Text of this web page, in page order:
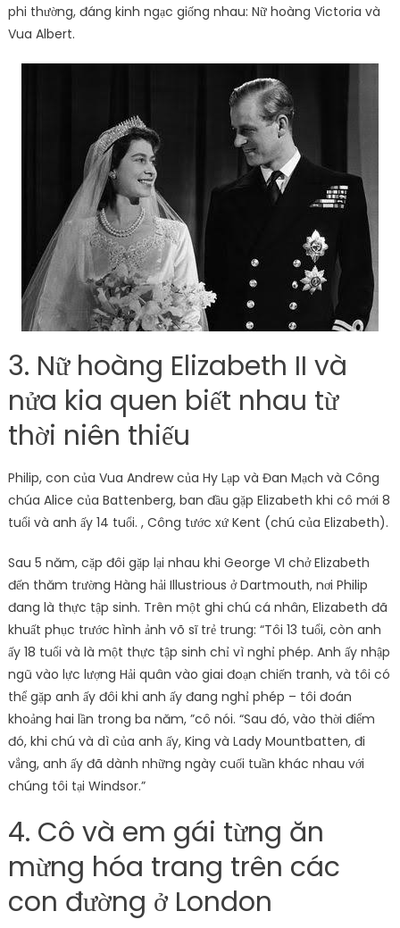
phi thường, đáng kinh ngạc giống nhau: Nữ hoàng Victoria và
Vua Albert.
3. Nữ hoàng Elizabeth II và
nửa kia quen biết nhau từ
thời niên thiếu
Philip, con của Vua Andrew của Hy Lạp và Đan Mạch và Công
chúa Alice của Battenberg, ban đầu gặp Elizabeth khi cô mới 8
tuổi và anh ấy 14 tuổi. , Công tước xứ Kent (chú của Elizabeth).
Sau 5 năm, cặp đôi gặp lại nhau khi George VI chở Elizabeth
đến thăm trường Hàng hải Illustrious ở Dartmouth, nơi Philip
đang là thực tập sinh. Trên một ghi chú cá nhân, Elizabeth đã
khuất phục trước hình ảnh võ sĩ trẻ trung: “Tôi 13 tuổi, còn anh
ấy 18 tuổi và là một thực tập sinh chỉ vì nghỉ phép. Anh ấy nhập
ngũ vào lực lượng Hải quân vào giai đoạn chiến tranh, và tôi có
thể gặp anh ấy đôi khi anh ấy đang nghỉ phép – tôi đoán
khoảng hai lần trong ba năm, ”cô nói. “Sau đó, vào thời điểm
đó, khi chú và dì của anh ấy, King và Lady Mountbatten, đi
vắng, anh ấy đã dành những ngày cuối tuần khác nhau với
chúng tôi tại Windsor.”
4. Cô và em gái từng ăn
mừng hóa trang trên các
con đường ở London